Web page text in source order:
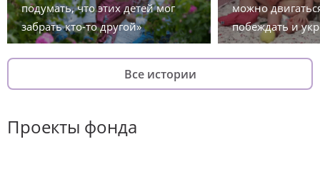
подумать, что этих детей мог
забрать кто-то другой»
можно
побеждать и
Все истории
Проекты фонда